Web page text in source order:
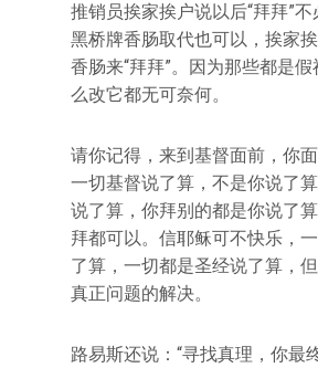
推销员挨家挨户说以后“拜拜”
黑桥牌香肠取代也可以，挨家
香肠来“拜拜”。因为那些都是
么改它都无可奈何。
请你记得，来到基督面前，你
一切基督说了算，不是你说了
说了算，你拜别的都是你说了
拜都可以。信耶稣可不快乐，
了算，一切都是圣经说了算，
真正问题的解决。
路易斯还说：“寻找真理，你最